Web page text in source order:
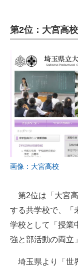
第2位：大宮高校
画像：大宮高校
第2位は「大宮
する共学校で、「
学校として「授業
強と部活動の両立
埼玉県より「世